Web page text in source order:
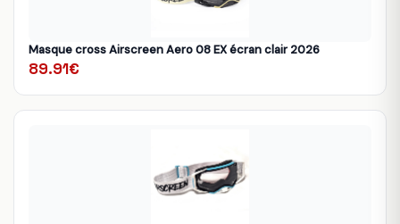
Masque cross Airscreen Aero 08 EX écran clair 2026
89.91€